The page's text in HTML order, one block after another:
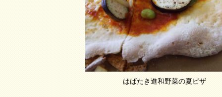
はばたき進和野菜の夏ピザ